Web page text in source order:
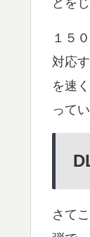
１５
対応
を速
って
さて